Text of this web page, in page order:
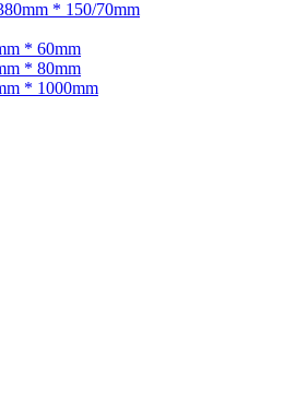
* 150/70mm
* 60mm
* 80mm
* 1000mm